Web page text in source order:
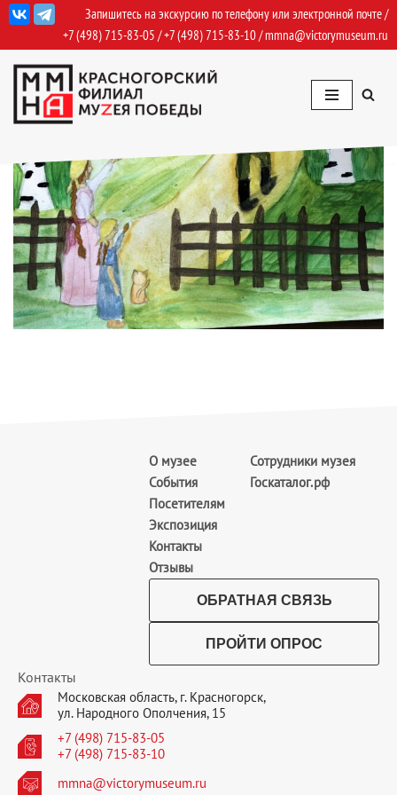
Перейти
к
содержимому
Запишитесь на экскурсию по телефону или электронной почте /
+7 (498) 715-83-05 /+7 (498) 715-83-10/mmna@victorymuseum.ru
О музее
События
Посетителям
Экспозиция
Контакты
Отзывы
Сотрудники музея
Госкаталог.рф
ОБРАТНАЯ СВЯЗЬ
ПРОЙТИ ОПРОС
Контакты
Московская область, г. Красногорск,
ул. Народного Ополчения, 15
+7 (498) 715-83-05
+7 (498) 715-83-10
mmna@victorymuseum.ru